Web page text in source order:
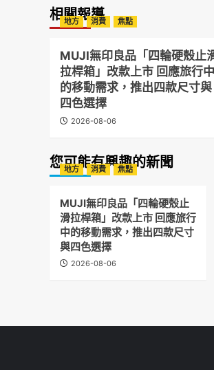
相關報導
地方 消費 焦點
MUJI無印良品「四輪硬殼止
拉桿箱」改款上市 回應旅行中
的移動需求，推出四款尺寸與
四色選擇
2026-08-06
您可能有興趣的新聞
地方 消費 焦點
MUJI無印良品「四輪硬殼止
滑拉桿箱」改款上市 回應旅行
中的移動需求，推出四款尺寸
與四色選擇
2026-08-06